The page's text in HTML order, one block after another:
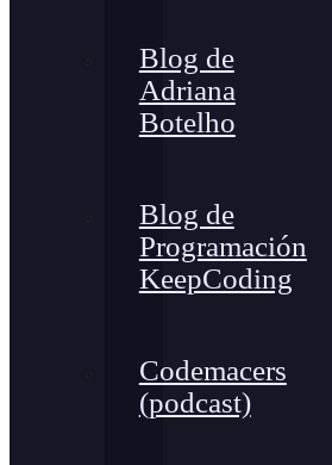
Blog de
Adriana
Botelho
Blog de
Programación
KeepCoding
Codemacers
(podcast)